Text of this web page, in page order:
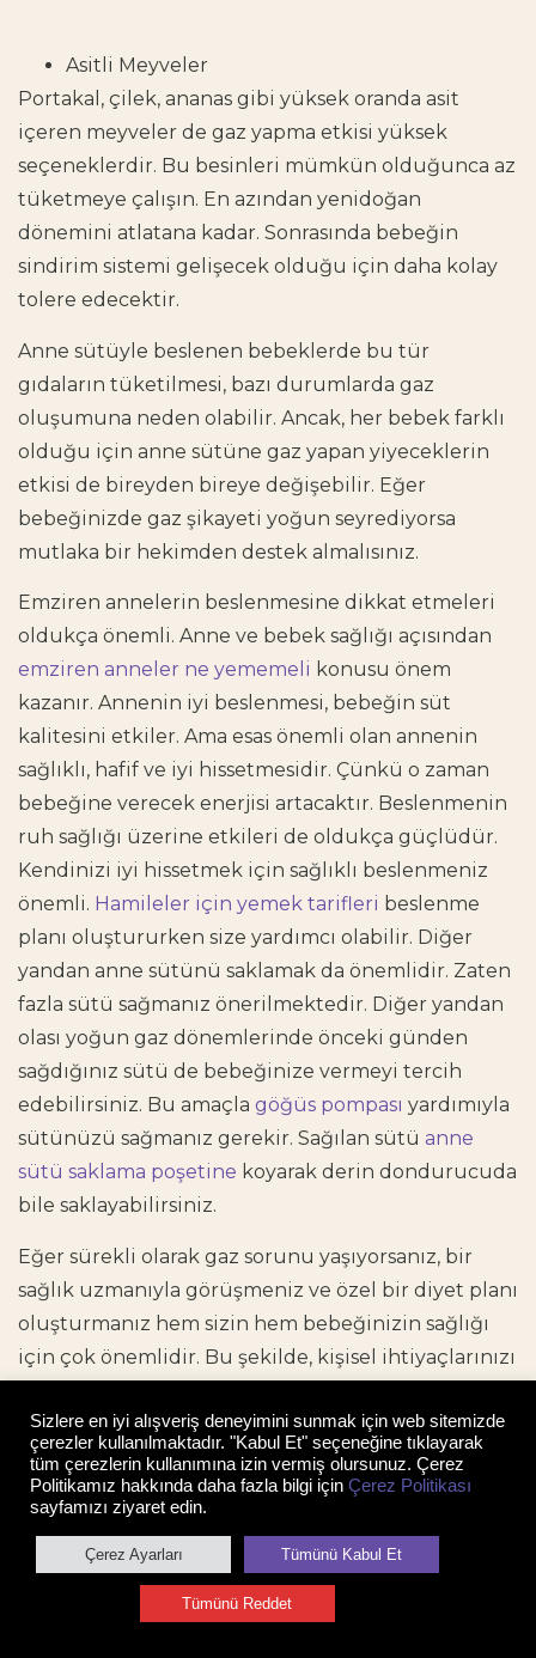
Asitli Meyveler
Portakal, çilek, ananas gibi yüksek oranda asit
içeren meyveler de gaz yapma etkisi yüksek
seçeneklerdir. Bu besinleri mümkün olduğunca az
tüketmeye çalışın. En azından yenidoğan
dönemini atlatana kadar. Sonrasında bebeğin
sindirim sistemi gelişecek olduğu için daha kolay
tolere edecektir.
Anne sütüyle beslenen bebeklerde bu tür
gıdaların tüketilmesi, bazı durumlarda gaz
oluşumuna neden olabilir. Ancak, her bebek farklı
olduğu için anne sütüne gaz yapan yiyeceklerin
etkisi de bireyden bireye değişebilir. Eğer
bebeğinizde gaz şikayeti yoğun seyrediyorsa
mutlaka bir hekimden destek almalısınız.
Emziren annelerin beslenmesine dikkat etmeleri
oldukça önemli. Anne ve bebek sağlığı açısından
emziren anneler ne yememeli konusu önem
kazanır. Annenin iyi beslenmesi, bebeğin süt
kalitesini etkiler. Ama esas önemli olan annenin
sağlıklı, hafif ve iyi hissetmesidir. Çünkü o zaman
bebeğine verecek enerjisi artacaktır. Beslenmenin
ruh sağlığı üzerine etkileri de oldukça güçlüdür.
Kendinizi iyi hissetmek için sağlıklı beslenmeniz
önemli. Hamileler için yemek tarifleri beslenme
planı oluştururken size yardımcı olabilir. Diğer
yandan anne sütünü saklamak da önemlidir. Zaten
fazla sütü sağmanız önerilmektedir. Diğer yandan
olası yoğun gaz dönemlerinde önceki günden
sağdığınız sütü de bebeğinize vermeyi tercih
edebilirsiniz. Bu amaçla göğüs pompası yardımıyla
sütünüzü sağmanız gerekir. Sağılan sütü anne
sütü saklama poşetine koyarak derin dondurucuda
bile saklayabilirsiniz.
Eğer sürekli olarak gaz sorunu yaşıyorsanız, bir
sağlık uzmanıyla görüşmeniz ve özel bir diyet planı
oluşturmanız hem sizin hem bebeğinizin sağlığı
için çok önemlidir. Bu şekilde, kişisel ihtiyaçlarınızı
beslenme programı belirlenebilir. Bununla beraber
anne sütünün kalitesini artırmak üzere de
beslenme uzmanına danışabilirsiniz. Anne sütünü
artıran yiyecekler de sıklıkla merak edilen
konulardandır.Anne sütünün kalitesini artıran
için yazımıza göz atabilirsiniz.
Sizlere en iyi alışveriş deneyimini sunmak için web sitemizde
çerezler kullanılmaktadır. "Kabul Et" seçeneğine tıklayarak
tüm çerezlerin kullanımına izin vermiş olursunuz. Çerez
Politikamız hakkında daha fazla bilgi için Çerez Politikası
sayfamızı ziyaret edin.
Çerez Ayarları Tümünü Kabul Et
Tümünü Reddet